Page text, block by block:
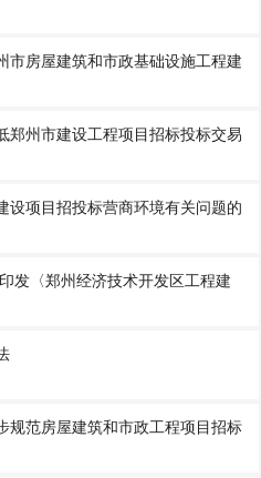
市房屋建筑和市政基础设施工程建
郑州市建设工程项目招标投标交易
设项目招投标营商环境有关问题的
发〈郑州经济技术开发区工程建
规范房屋建筑和市政工程项目招标